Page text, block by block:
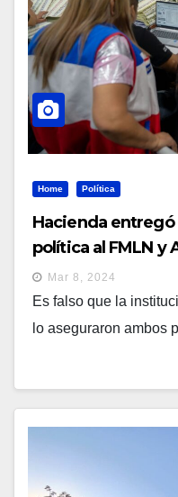
Home Política
Hacienda
política al FMLN y
Mar 8, 2024
Es falso que la
lo aseguraron ambos